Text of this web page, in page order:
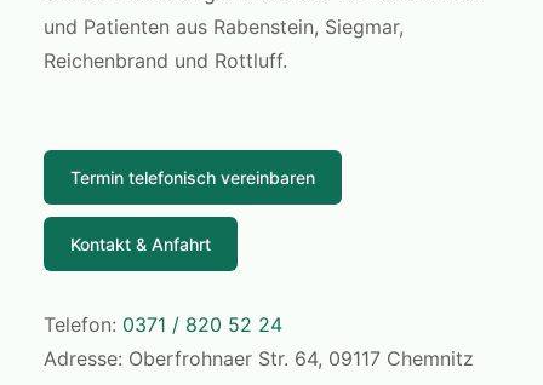
und Patienten aus Rabenstein, Siegmar,
Reichenbrand und Rottluff.
Termin telefonisch vereinbaren
Kontakt & Anfahrt
Telefon: 0371 / 820 52 24
Adresse: Oberfrohnaer Str. 64, 09117 Chemnitz